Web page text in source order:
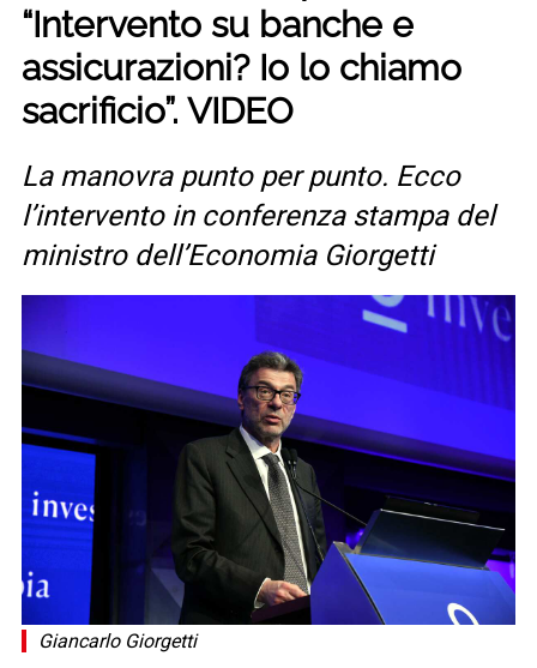
“Intervento su banche e
assicurazioni? Io lo chiamo
sacrificio”. VIDEO
La manovra punto per punto. Ecco
l’intervento in conferenza stampa del
ministro dell’Economia Giorgetti
Giancarlo Giorgetti